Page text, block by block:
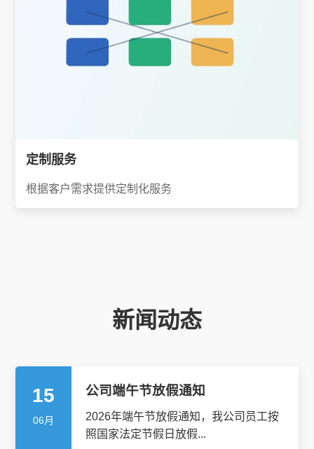
定制服务
根据客户需求提供定制化服务
新闻动态
15
06月
公司端午节放假通知
2026年端午节放假通知，我公司员工按
照国家法定节假日放假...